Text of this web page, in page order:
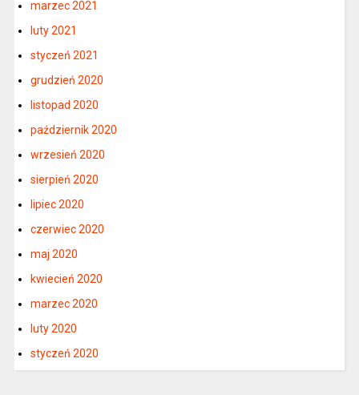
marzec 2021
luty 2021
styczeń 2021
grudzień 2020
listopad 2020
październik 2020
wrzesień 2020
sierpień 2020
lipiec 2020
czerwiec 2020
maj 2020
kwiecień 2020
marzec 2020
luty 2020
styczeń 2020